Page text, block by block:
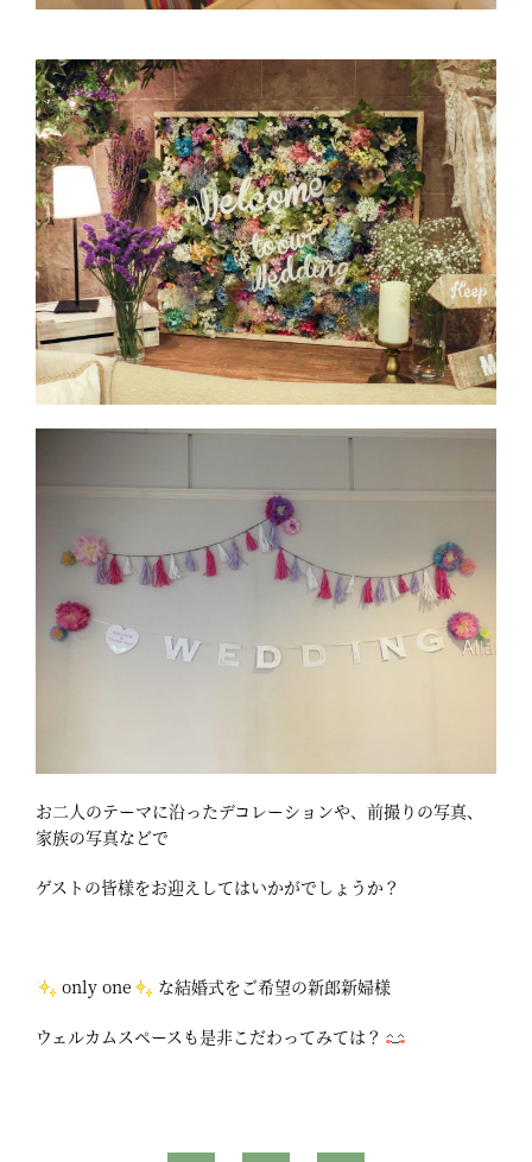
お二人のテーマに沿ったデコレーションや、前撮りの写真、
家族の写真などで
ゲストの皆様をお迎えしてはいかがでしょうか？
only one な結婚式をご希望の新郎新婦様
ウェルカムスペースも是非こだわってみては？